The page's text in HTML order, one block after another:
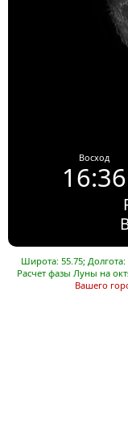
Восход
16:36
Широта: 55.75; Долгота:
Расчет фазы Луны на
Вашего